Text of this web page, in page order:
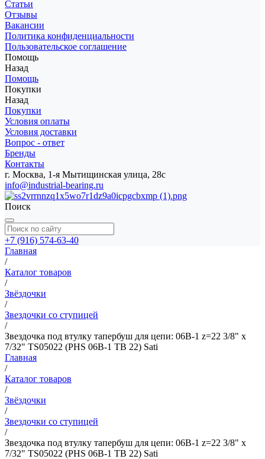
Статьи
Отзывы
Вакансии
Политика конфиденциальности
Пользовательское соглашение
Помощь
Назад
Помощь
Покупки
Назад
Покупки
Условия оплаты
Условия доставки
Вопрос - ответ
Бренды
Контакты
г. Москва, 1-я Мытищинская улица, 28с
info@industrial-bearing.ru
Поиск
+7 (916) 574-63-40
Главная
/
Каталог товаров
/
Звёздочки
/
Звездочки со ступицей
/
Звездочка под втулку тапербуш для цепи: 06B-1 z=22 3/8" x
7/32" TS05022 (PHS 06B-1 TB 22) Sati
Главная
/
Каталог товаров
/
Звёздочки
/
Звездочки со ступицей
/
Звездочка под втулку тапербуш для цепи: 06B-1 z=22 3/8" x
7/32" TS05022 (PHS 06B-1 TB 22) Sati